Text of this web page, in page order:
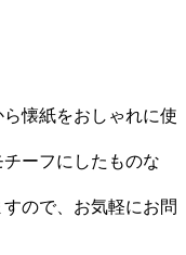
懐紙をおしゃれに使
ーフにしたものな
ので、お気軽にお問